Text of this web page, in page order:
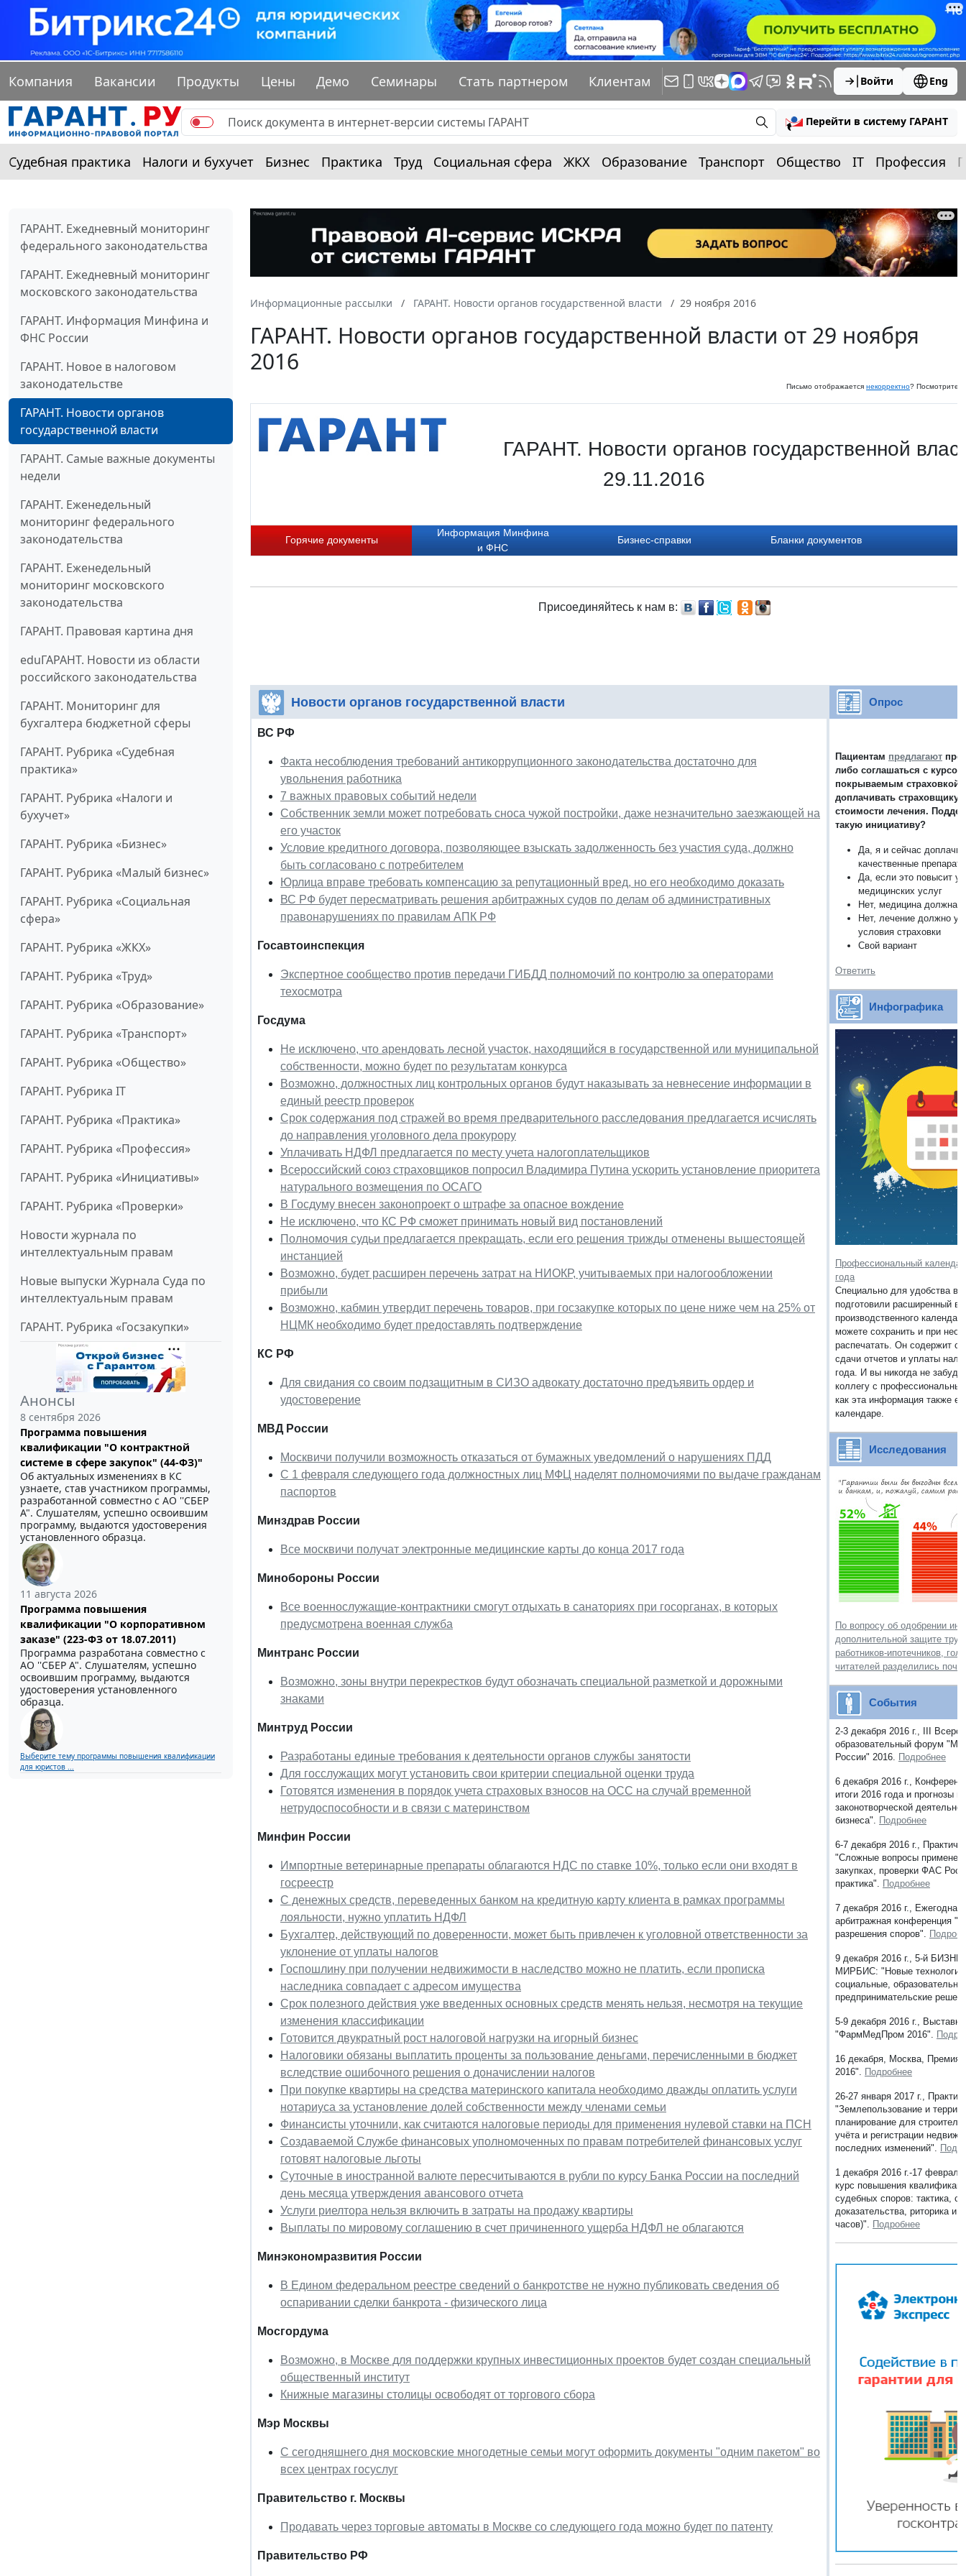
Компания Вакансии Продукты Цены Демо Семинары Стать партнером Клиентам Войти Eng
Перейти в систему ГАРАНТ
Судебная практика Налоги и бухучет Бизнес Практика Труд Социальная сфера ЖКХ Образование Транспорт Общество IT Профессия
ГАРАНТ. Ежедневный мониторинг
федерального законодательства
ГАРАНТ. Ежедневный мониторинг
московского законодательства
ГАРАНТ. Информация Минфина и
ФНС России
ГАРАНТ. Новое в налоговом
законодательстве
ГАРАНТ. Новости органов
государственной власти
ГАРАНТ. Самые важные документы
недели
ГАРАНТ. Еженедельный
мониторинг федерального
законодательства
ГАРАНТ. Еженедельный
мониторинг московского
законодательства
ГАРАНТ. Правовая картина дня
eduГАРАНТ. Новости из области
российского законодательства
ГАРАНТ. Мониторинг для
бухгалтера бюджетной сферы
ГАРАНТ. Рубрика «Судебная
практика»
ГАРАНТ. Рубрика «Налоги и
бухучет»
ГАРАНТ. Рубрика «Бизнес»
ГАРАНТ. Рубрика «Малый бизнес»
ГАРАНТ. Рубрика «Социальная
сфера»
ГАРАНТ. Рубрика «ЖКХ»
ГАРАНТ. Рубрика «Труд»
ГАРАНТ. Рубрика «Образование»
ГАРАНТ. Рубрика «Транспорт»
ГАРАНТ. Рубрика «Общество»
ГАРАНТ. Рубрика IT
ГАРАНТ. Рубрика «Практика»
ГАРАНТ. Рубрика «Профессия»
ГАРАНТ. Рубрика «Инициативы»
ГАРАНТ. Рубрика «Проверки»
Новости журнала по
интеллектуальным правам
Новые выпуски Журнала Суда по
интеллектуальным правам
ГАРАНТ. Рубрика «Госзакупки»
Анонсы
8 сентября 2026
Программа повышения
квалификации "О контрактной
системе в сфере закупок" (44-ФЗ)"
Об актуальных изменениях в КС
узнаете, став участником программы,
разработанной совместно с АО ''СБЕР
А". Слушателям, успешно освоившим
программу, выдаются удостоверения
установленного образца.
11 августа 2026
Программа повышения
квалификации "О корпоративном
заказе" (223-ФЗ от 18.07.2011)
Программа разработана совместно с
АО ''СБЕР А". Слушателям, успешно
освоившим программу, выдаются
удостоверения установленного
образца.
Выберите тему программы повышения квалификации
для юристов ...
Информационные рассылки ГАРАНТ. Новости органов государственной власти 29 ноября 2016
ГАРАНТ. Новости органов государственной власти от 29 ноября
2016
Письмо отображается некорректно? Посмотрите
ГАРАНТ. Новости органов государственной
29.11.2016
Горячие документы
Информация Минфина
и ФНС
Бизнес-справки Бланки документов
Присоединяйтесь к нам в:
Новости органов государственной власти
ВС РФ
Факта несоблюдения требований антикоррупционного законодательства достаточно для
увольнения работника
7 важных правовых событий недели
Собственник земли может потребовать сноса чужой постройки, даже незначительно заезжающей на
его участок
Условие кредитного договора, позволяющее взыскать задолженность без участия суда, должно
быть согласовано с потребителем
Юрлица вправе требовать компенсацию за репутационный вред, но его необходимо доказать
ВС РФ будет пересматривать решения арбитражных судов по делам об административных
правонарушениях по правилам АПК РФ
Госавтоинспекция
Экспертное сообщество против передачи ГИБДД полномочий по контролю за операторами
техосмотра
Госдума
Не исключено, что арендовать лесной участок, находящийся в государственной или муниципальной
собственности, можно будет по результатам конкурса
Возможно, должностных лиц контрольных органов будут наказывать за невнесение информации в
единый реестр проверок
Срок содержания под стражей во время предварительного расследования предлагается исчислять
до направления уголовного дела прокурору
Уплачивать НДФЛ предлагается по месту учета налогоплательщиков
Всероссийский союз страховщиков попросил Владимира Путина ускорить установление приоритета
натурального возмещения по ОСАГО
В Госдуму внесен законопроект о штрафе за опасное вождение
Не исключено, что КС РФ сможет принимать новый вид постановлений
Полномочия судьи предлагается прекращать, если его решения трижды отменены вышестоящей
инстанцией
Возможно, будет расширен перечень затрат на НИОКР, учитываемых при налогообложении
прибыли
Возможно, кабмин утвердит перечень товаров, при госзакупке которых по цене ниже чем на 25% от
НЦМК необходимо будет предоставлять подтверждение
КС РФ
Для свидания со своим подзащитным в СИЗО адвокату достаточно предъявить ордер и
удостоверение
МВД России
Москвичи получили возможность отказаться от бумажных уведомлений о нарушениях ПДД
С 1 февраля следующего года должностных лиц МФЦ наделят полномочиями по выдаче гражданам
паспортов
Минздрав России
Все москвичи получат электронные медицинские карты до конца 2017 года
Минобороны России
Все военнослужащие-контрактники смогут отдыхать в санаториях при госорганах, в которых
предусмотрена военная служба
Минтранс России
Возможно, зоны внутри перекрестков будут обозначать специальной разметкой и дорожными
знаками
Минтруд России
Разработаны единые требования к деятельности органов службы занятости
Для госслужащих могут установить свои критерии специальной оценки труда
Готовятся изменения в порядок учета страховых взносов на ОСС на случай временной
нетрудоспособности и в связи с материнством
Минфин России
Импортные ветеринарные препараты облагаются НДС по ставке 10%, только если они входят в
госреестр
С денежных средств, переведенных банком на кредитную карту клиента в рамках программы
лояльности, нужно уплатить НДФЛ
Бухгалтер, действующий по доверенности, может быть привлечен к уголовной ответственности за
уклонение от уплаты налогов
Госпошлину при получении недвижимости в наследство можно не платить, если прописка
наследника совпадает с адресом имущества
Срок полезного действия уже введенных основных средств менять нельзя, несмотря на текущие
изменения классификации
Готовится двукратный рост налоговой нагрузки на игорный бизнес
Налоговики обязаны выплатить проценты за пользование деньгами, перечисленными в бюджет
вследствие ошибочного решения о доначислении налогов
При покупке квартиры на средства материнского капитала необходимо дважды оплатить услуги
нотариуса за установление долей собственности между членами семьи
Финансисты уточнили, как считаются налоговые периоды для применения нулевой ставки на ПСН
Создаваемой Службе финансовых уполномоченных по правам потребителей финансовых услуг
готовят налоговые льготы
Суточные в иностранной валюте пересчитываются в рубли по курсу Банка России на последний
день месяца утверждения авансового отчета
Услуги риелтора нельзя включить в затраты на продажу квартиры
Выплаты по мировому соглашению в счет причиненного ущерба НДФЛ не облагаются
Минэкономразвития России
В Едином федеральном реестре сведений о банкротстве не нужно публиковать сведения об
оспаривании сделки банкрота - физического лица
Мосгордума
Возможно, в Москве для поддержки крупных инвестиционных проектов будет создан специальный
общественный институт
Книжные магазины столицы освободят от торгового сбора
Мэр Москвы
С сегодняшнего дня московские многодетные семьи могут оформить документы "одним пакетом" во
всех центрах госуслуг
Правительство г. Москвы
Продавать через торговые автоматы в Москве со следующего года можно будет по патенту
Правительство РФ
Опрос
Пациентам предлагают
либо соглашаться с
покрываемым страховкой,
доплачивать страховщику
стоимости лечения.
такую инициативу?
Да, я и сейчас
качественные
Да, если это повысит
медицинских услуг
Нет, медицина должна
Нет, лечение должно
условия страховки
Свой вариант
Ответить
Инфографика
Профессиональный
года
Специально для удобства
подготовили расширенный
производственного
можете сохранить и при
распечатать. Он содержит
сдачи отчетов и уплаты
года. И вы никогда не
коллегу с
как эта информация также
календаре.
Исследования
По вопросу об одобрении
дополнительной защите
работников-ипотечников,
читателей разделились
События
2-3 декабря 2016 г., III
образовательный форум
России" 2016. Подробнее
6 декабря 2016 г.,
итоги 2016 года и прогнозы
законотворческой
бизнеса". Подробнее
6-7 декабря 2016 г.,
"Сложные вопросы
закупках, проверки ФАС
практика". Подробнее
7 декабря 2016 г.,
арбитражная конференция
разрешения споров".
9 декабря 2016 г., 5-й
МИРБИС: "Новые технологии
социальные,
предпринимательские
5-9 декабря 2016 г.,
"ФармМедПром 2016".
16 декабря, Москва, Премия
2016". Подробнее
26-27 января 2017 г.,
"Землепользование и
планирование для
учёта и регистрации
последних изменений".
1 декабря 2016 г.-17
курс повышения
судебных споров: тактика,
доказательства, риторика и
часов)". Подробнее